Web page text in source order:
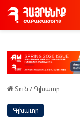
Տուն / Գլխաւոր
Գլխաւոր